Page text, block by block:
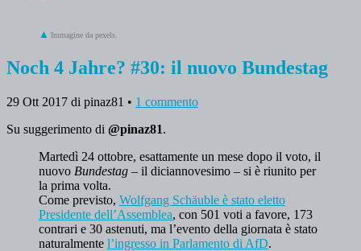
Immagine da pexels.
Noch 4 Jahre? #30: il nuovo Bundestag
29 Ott 2017 di pinaz81 • 1 commento
Su suggerimento di @pinaz81.
Martedì 24 ottobre, esattamente un mese dopo il voto, il
nuovo Bundestag – il diciannovesimo – si è riunito per
la prima volta.
Come previsto, Wolfgang Schäuble è stato eletto
Presidente dell’Assemblea, con 501 voti a favore, 173
contrari e 30 astenuti, ma l’evento della giornata è stato
naturalmente l’ingresso in Parlamento di AfD.